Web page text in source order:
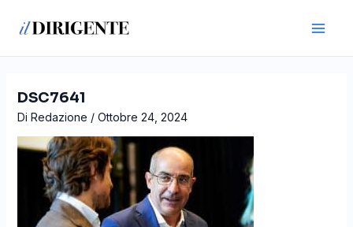
DSC7641
Di Redazione / Ottobre 24, 2024
articoli